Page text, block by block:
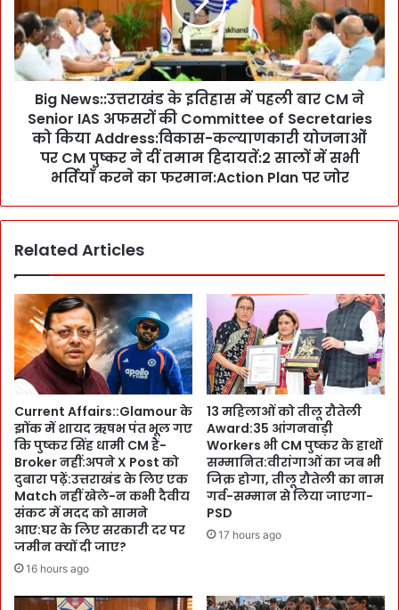
C
M
ह
री
M
पु
ष्क
सं
ग
की
मु
ला
का
त
:
B
J
P
प्र
दे
श
अ
ध्य
भ
w
s
:
:
इ
हा
प
ह
ली
बा
र
C
M
ने
S
e
n
i
o
r
I
Big News::उत्तराखंड के इतिहास में पहली बार CM ने
Senior IAS अफसरों की Committee of Secretaries
को किया Address:विकास-कल्याणकारी योजनाओं
पर CM पुष्कर ने दीं तमाम हिदायतें:2 सालों में सभी
भर्तियाँ करने का फरमान:Action Plan पर जोर
Related Articles
Current Affairs::Glamour के
झोंक में शायद ऋषभ पंत भूल गए
कि पुष्कर सिंह धामी CM हैं-
Broker नहीं:अपने X Post को
दुबारा पढ़ें:उत्तराखंड के लिए एक
Match नहीं खेले-न कभी दैवीय
संकट में मदद को सामने
आए:घर के लिए सरकारी दर पर
जमीन क्यों दी जाए?
16 hours ago
13 महिलाओं को तीलू रौतेली
Award:35 आंगनवाड़ी
Workers भी CM पुष्कर के हाथों
सम्मानित:वीरांगाओं का जब भी
जिक्र होगा, तीलू रौतेली का नाम
गर्व-सम्मान से लिया जाएगा-
PSD
17 hours ago